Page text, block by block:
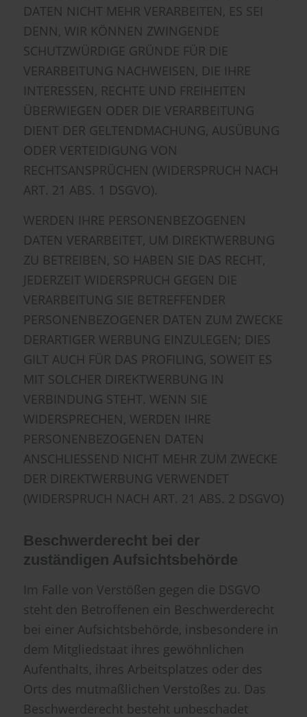
DATEN NICHT MEHR VERARBEITEN, ES SEI
DENN, WIR KÖNNEN ZWINGENDE
SCHUTZWÜRDIGE GRÜNDE FÜR DIE
VERARBEITUNG NACHWEISEN, DIE IHRE
INTERESSEN, RECHTE UND FREIHEITEN
ÜBERWIEGEN ODER DIE VERARBEITUNG
DIENT DER GELTENDMACHUNG, AUSÜBUNG
ODER VERTEIDIGUNG VON
RECHTSANSPRÜCHEN (WIDERSPRUCH NACH
ART. 21 ABS. 1 DSGVO).
WERDEN IHRE PERSONENBEZOGENEN
DATEN VERARBEITET, UM DIREKTWERBUNG
ZU BETREIBEN, SO HABEN SIE DAS RECHT,
JEDERZEIT WIDERSPRUCH GEGEN DIE
VERARBEITUNG SIE BETREFFENDER
PERSONENBEZOGENER DATEN ZUM ZWECKE
DERARTIGER WERBUNG EINZULEGEN; DIES
GILT AUCH FÜR DAS PROFILING, SOWEIT ES
MIT SOLCHER DIREKTWERBUNG IN
VERBINDUNG STEHT. WENN SIE
WIDERSPRECHEN, WERDEN IHRE
PERSONENBEZOGENEN DATEN
ANSCHLIESSEND NICHT MEHR ZUM ZWECKE
DER DIREKTWERBUNG VERWENDET
(WIDERSPRUCH NACH ART. 21 ABS. 2 DSGVO)
Beschwerderecht bei der
zuständigen Aufsichtsbehörde
Im Falle von Verstößen gegen die DSGVO
steht den Betroffenen ein Beschwerderecht
bei einer Aufsichtsbehörde, insbesondere in
dem Mitgliedstaat ihres gewöhnlichen
Aufenthalts, ihres Arbeitsplatzes oder des
Orts des mutmaßlichen Verstoßes zu. Das
Beschwerderecht besteht unbeschadet